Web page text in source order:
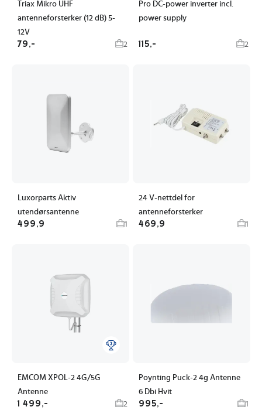
Triax Mikro UHF
antenneforsterker (12 dB) 5-
12V
79,- 2
Pro DC-power inverter incl.
power supply
115,- 2
Luxorparts Aktiv
utendørsantenne
499,9 1
24 V-nettdel for
antenneforsterker
469,9 1
EMCOM XPOL-2 4G/5G
Antenne
1 499,- 2
Poynting Puck-2 4g Antenne
6 Dbi Hvit
995,- 1